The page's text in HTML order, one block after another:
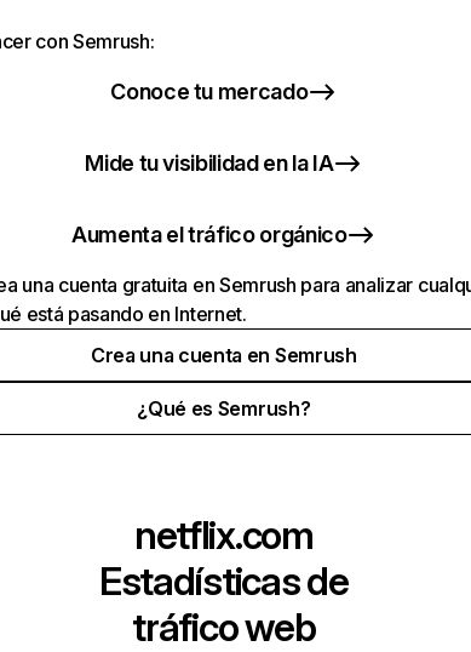
con Semrush:
Conoce tu mercado
Mide tu visibilidad en la IA
Aumenta el tráfico orgánico
una cuenta gratuita en Semrush para analizar
está pasando en Internet.
Crea una cuenta en Semrush
¿Qué es Semrush?
netflix.com
Estadísticas de
tráfico web